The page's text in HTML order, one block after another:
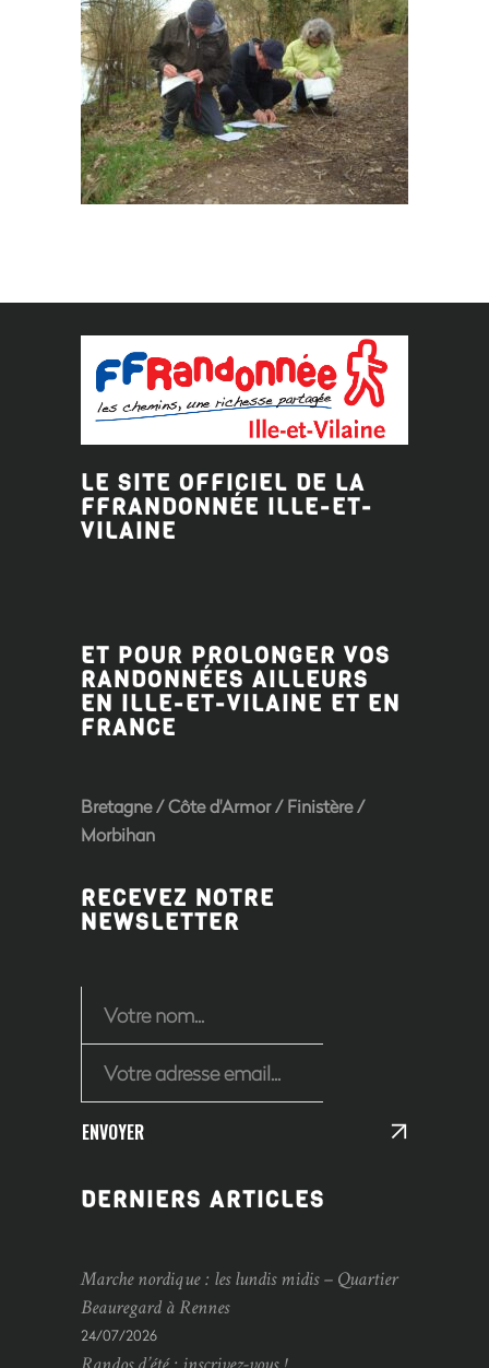
LE SITE OFFICIEL DE LA
FFRANDONNÉE ILLE-ET-
VILAINE
ET POUR PROLONGER VOS
RANDONNÉES AILLEURS
EN ILLE-ET-VILAINE ET EN
FRANCE
Bretagne/Côte d'Armor/Finistère/
Morbihan
RECEVEZ NOTRE
NEWSLETTER
ENVOYER
DERNIERS ARTICLES
Marche nordique : les lundis midis – Quartier
Beauregard à Rennes
24/07/2026